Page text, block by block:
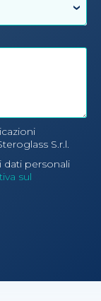
S.r.l.
dati personali
sul